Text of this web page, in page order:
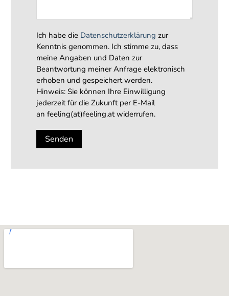
Ich habe die Datenschutzerklärung zur
Kenntnis genommen. Ich stimme zu, dass
meine Angaben und Daten zur
Beantwortung meiner Anfrage elektronisch
erhoben und gespeichert werden.
Hinweis: Sie können Ihre Einwilligung
jederzeit für die Zukunft per E-Mail
an feeling(at)feeling.at widerrufen.
Senden